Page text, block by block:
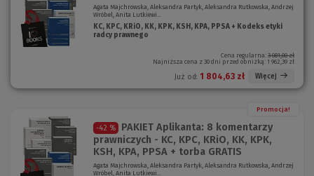
Agata Majchrowska, Aleksandra Partyk, Aleksandra Rutkowska, Andrzej
Wróbel, Anita Lutkiewi...
KC, KPC, KRiO, KK, KPK, KSH, KPA, PPSA + Kodeks etyki
radcy prawnego
Cena regularna: 3 081,00 zł
Najniższa cena z 30 dni przed obniżką: 1 962,39 zł
Już od: 1 804,63 zł Więcej
Promocja!
-42 %
PAKIET Aplikanta: 8 komentarzy
prawniczych - KC, KPC, KRiO, KK, KPK,
KSH, KPA, PPSA + torba GRATIS
Agata Majchrowska, Aleksandra Partyk, Aleksandra Rutkowska, Andrzej
Wróbel, Anita Lutkiewi...